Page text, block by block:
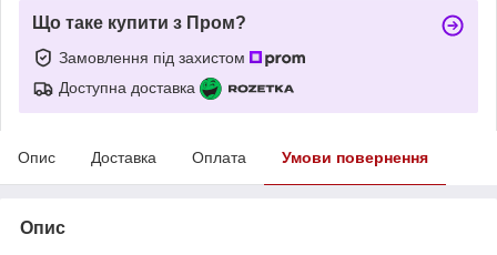
Що таке купити з Пром?
Замовлення під захистом
Доступна доставка
Опис Доставка Оплата Умови повернення
Опис